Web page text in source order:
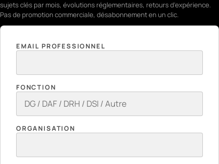
sujets clés par mois, évolutions réglementaires, retours d'expérience.
Pas de promotion commerciale, désabonnement en un clic.
EMAIL PROFESSIONNEL
FONCTION
ORGANISATION